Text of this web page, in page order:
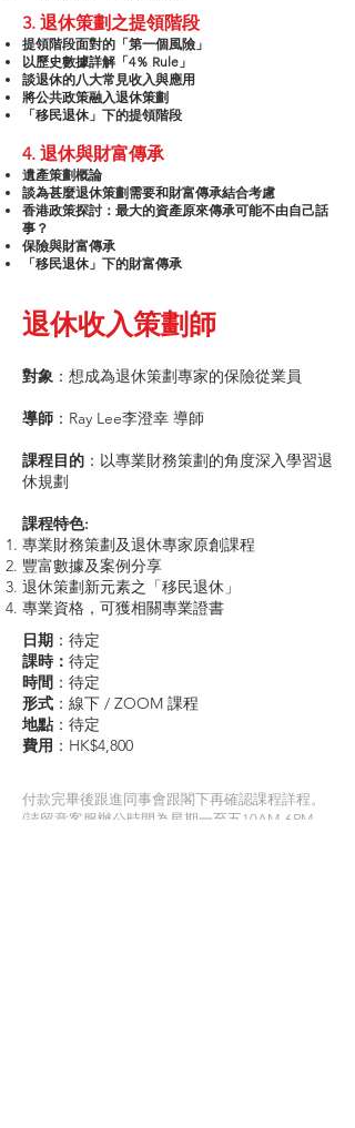
3. 退休策劃之提領階段
提領階段面對的「第一個風險」
以歷史數據詳解「4％ Rule」
談退休的八大常見收入與應用
將公共政策融入退休策劃
「移民退休」下的提領階段
4. 退休與財富傳承
遺產策劃概論
談為甚麼退休策劃需要和財富傳承結合考慮
香港政策探討：最大的資產原來傳承可能不由自己話
事？
保險與財富傳承
「移民退休」下的財富傳承
退休收入策劃師
對象 ：想成為退休策劃專家的保險從業員
導師 ：Ray Lee李澄幸 導師
課程目的 ：以專業財務策劃的角度深入學習退
休規劃
課程特色:
專業財務策劃及退休專家原創課程
豐富數據及案例分享
退休策劃新元素之「移民退休」
專業資格，可獲相關專業證書
日期 ：待定
課時： 待定
時間 ：待定
形式 ：線下 / ZOOM 課程
​地點 ：待定
費用 ：HK$4,800
付款完畢後跟進同事會跟閣下再確認課程詳程。
(請留意客服辦公時間為星期一至五10AM-6PM